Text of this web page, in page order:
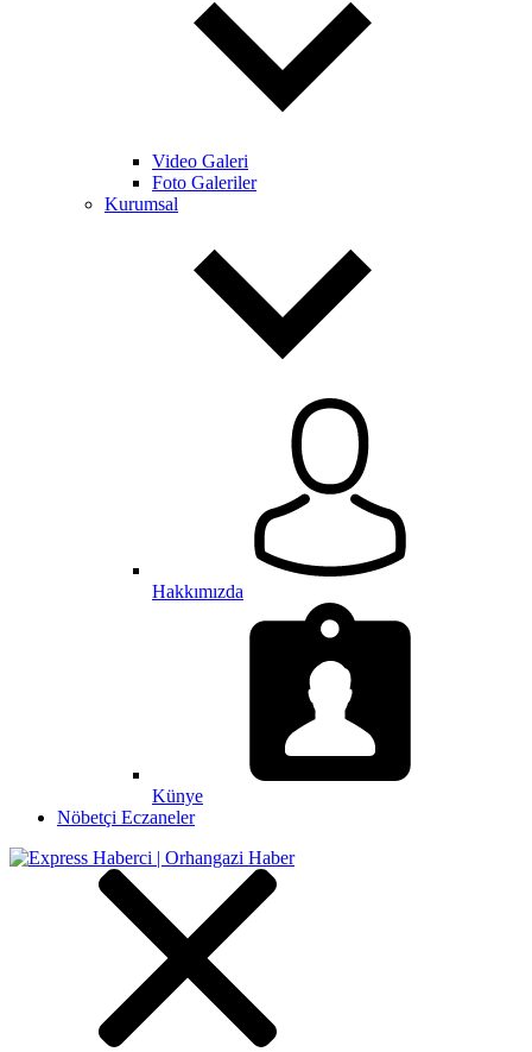
Video Galeri
Foto Galeriler
Kurumsal
Hakkımızda
Künye
Nöbetçi Eczaneler